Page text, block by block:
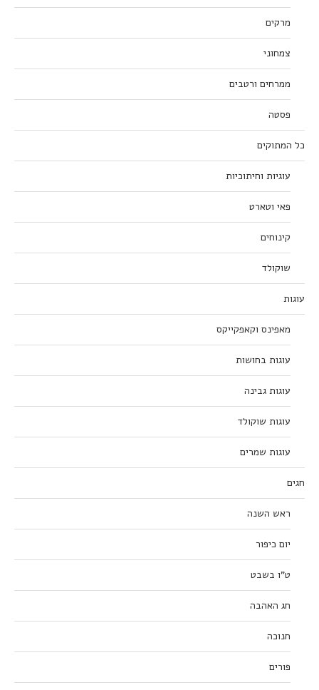
מרקים
צמחוני
ממרחים ורטבים
פסטה
כל המתוקים
עוגיות וחיתוכיות
פאי וטארט
קינוחים
שוקולד
עוגות
מאפינס וקאפקייקס
עוגות בחושות
עוגות גבינה
עוגות שוקולד
עוגות שמרים
חגים
ראש השנה
יום כיפור
ט”ו בשבט
חג האהבה
חנוכה
פורים